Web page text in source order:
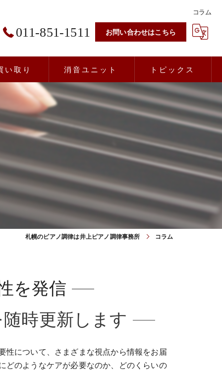
コラム
011-851-1511 お問い合わせはこちら
い取り 消音ユニット トピックス
札幌のピアノ調律は井上ピアノ調律事務所 コラム
を発信
時更新します
性について、さまざまな視点から情報をお届
どのようなケアが必要なのか、どのくらいの